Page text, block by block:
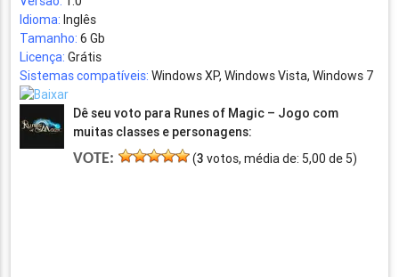
Idioma: Inglês
Tamanho: 6 Gb
Licença: Grátis
Sistemas compatíveis: Windows XP, Windows Vista, Windows 7
Dê seu voto para Runes of Magic – Jogo com
muitas classes e personagens:
VOTE: (3 votos, média de: 5,00 de 5)